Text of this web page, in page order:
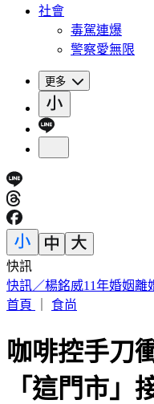
社會
毒駕連爆
警察愛無限
更多
快訊
星巴克買一送一！
首頁
食尚
咖啡控手刀
「這門市」